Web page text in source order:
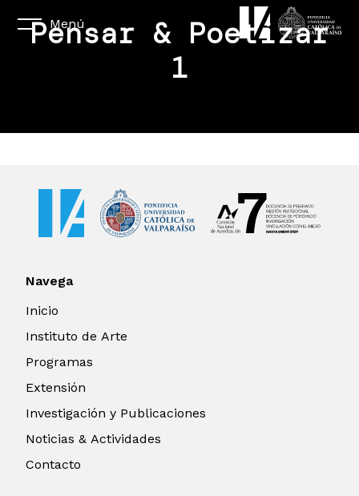
Menú
Pensar & Poetizar
1
Navega
Inicio
Instituto de Arte
Programas
Extensión
Investigación y Publicaciones
Noticias & Actividades
Contacto